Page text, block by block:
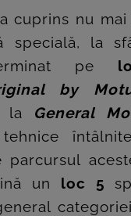
cuprins nu
specială, la
pe
by
la General
tehnice
parcursul
un loc 5
categoriei